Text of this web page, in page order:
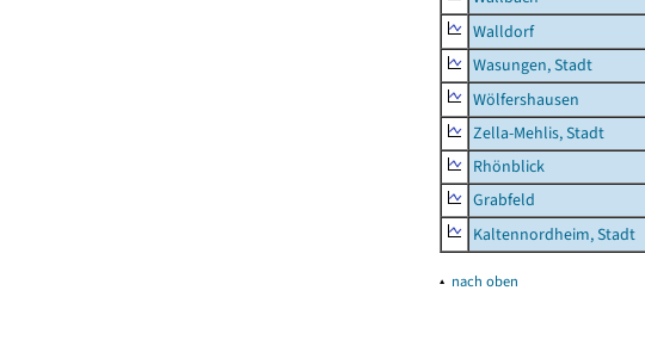
Walldorf
Wasungen, Stadt
Wölfershausen
Zella-Mehlis, Stadt
Rhönblick
Grabfeld
Kaltennordheim, Stadt
▴ nach oben